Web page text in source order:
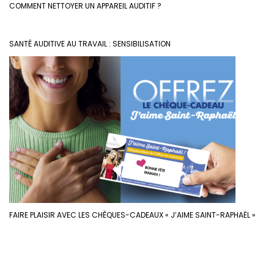
COMMENT NETTOYER UN APPAREIL AUDITIF ?
SANTÉ AUDITIVE AU TRAVAIL : SENSIBILISATION
FAIRE PLAISIR AVEC LES CHÈQUES-CADEAUX « J’AIME SAINT-RAPHAËL »